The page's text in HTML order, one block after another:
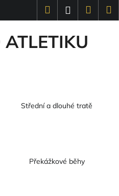
HledatPřihlášení
ATLETIKU
Střední a dlouhé tratě
Překážkové běhy